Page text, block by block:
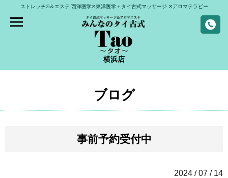
ストレッチ®＆エステ 西洋医学✕東洋医学＋タイ古式マッサージ ✕アロマテラピー
横浜店
ブログ
事前予約受付中
2024 / 07 / 14